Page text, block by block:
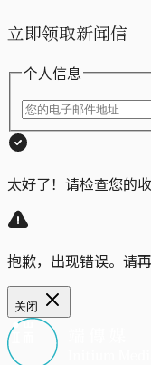
立即领取新闻信
个人信息
太好了！请检查您的
抱歉，出现错误。请再
关闭